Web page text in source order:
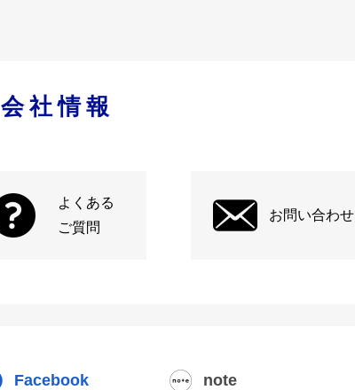
会社情報
よくある
ご質問
お問い合わせ
Facebook note